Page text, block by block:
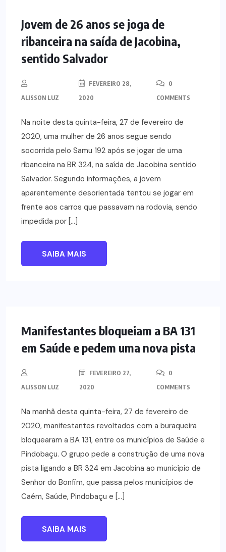
Jovem de 26 anos se joga de
ribanceira na saída de Jacobina,
sentido Salvador
ALISSON LUZ
FEVEREIRO 28,
2020
0
COMMENTS
Na noite desta quinta-feira, 27 de fevereiro de
2020, uma mulher de 26 anos segue sendo
socorrida pelo Samu 192 após se jogar de uma
ribanceira na BR 324, na saída de Jacobina sentido
Salvador. Segundo informações, a jovem
aparentemente desorientada tentou se jogar em
frente aos carros que passavam na rodovia, sendo
impedida por […]
SAIBA MAIS
NOTÍCIAS
Manifestantes bloqueiam a BA 131
em Saúde e pedem uma nova pista
ALISSON LUZ
FEVEREIRO 27,
2020
0
COMMENTS
Na manhã desta quinta-feira, 27 de fevereiro de
2020, manifestantes revoltados com a buraqueira
bloquearam a BA 131, entre os municípios de Saúde e
Pindobaçu. O grupo pede a construção de uma nova
pista ligando a BR 324 em Jacobina ao município de
Senhor do Bonfim, que passa pelos municípios de
Caém, Saúde, Pindobaçu e […]
SAIBA MAIS